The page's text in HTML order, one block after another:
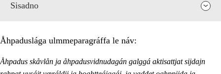
Sisadno
Åhpaduslága ulmmeparagráffa le náv:
Åhpadus skåvlån ja åhpadusvidnudagán galggá aktisattjat sijdajn